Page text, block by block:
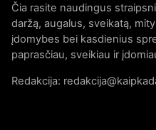
Čia rasite naudingus
daržą, augalus, sveikatą,
įdomybes bei kasdienius
paprasčiau, sveikiau ir
Redakcija: